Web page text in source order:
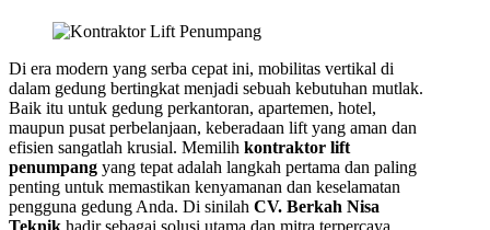
Di era modern yang serba cepat ini, mobilitas vertikal di
dalam gedung bertingkat menjadi sebuah kebutuhan mutlak.
Baik itu untuk gedung perkantoran, apartemen, hotel,
maupun pusat perbelanjaan, keberadaan lift yang aman dan
efisien sangatlah krusial. Memilih kontraktor lift
penumpang yang tepat adalah langkah pertama dan paling
penting untuk memastikan kenyamanan dan keselamatan
pengguna gedung Anda. Di sinilah CV. Berkah Nisa
Teknik hadir sebagai solusi utama dan mitra terpercaya